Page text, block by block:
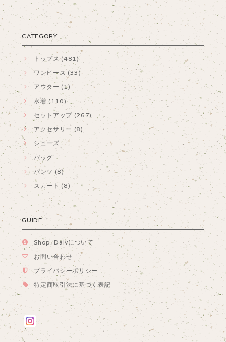
CATEGORY
トップス (481)
ワンピース (33)
アウター (1)
水着 (110)
セットアップ (267)
アクセサリー (8)
シューズ
バッグ
パンツ (8)
スカート (8)
GUIDE
Shop. Daivについて
お問い合わせ
プライバシーポリシー
特定商取引法に基づく表記